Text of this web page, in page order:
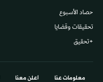
حصاد الأسبوع
تحقيقات وقضايا
+تحقيق
معلومات عنا اعلن معنا